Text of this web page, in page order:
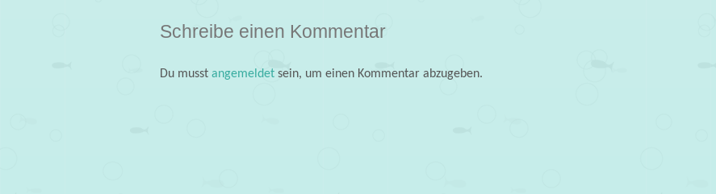
Schreibe einen Kommentar
Du musst angemeldetsein, um einen Kommentar abzugeben.